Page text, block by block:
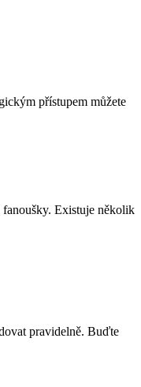
přístupem můžete
fanoušky. Existuje několik
pravidelně. Buďte